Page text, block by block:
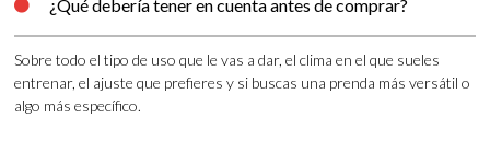
 ¿Qué debería tener en cuenta antes de comprar?
Sobre todo el tipo de uso que le vas a dar, el clima en el que sueles
entrenar, el ajuste que prefieres y si buscas una prenda más versátil o
algo más específico.